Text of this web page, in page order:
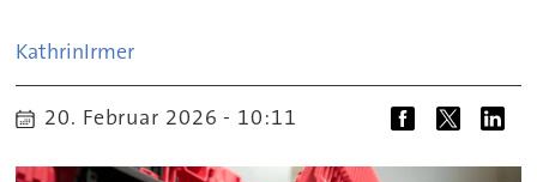
KathrinIrmer
20. Februar 2026 - 10:11